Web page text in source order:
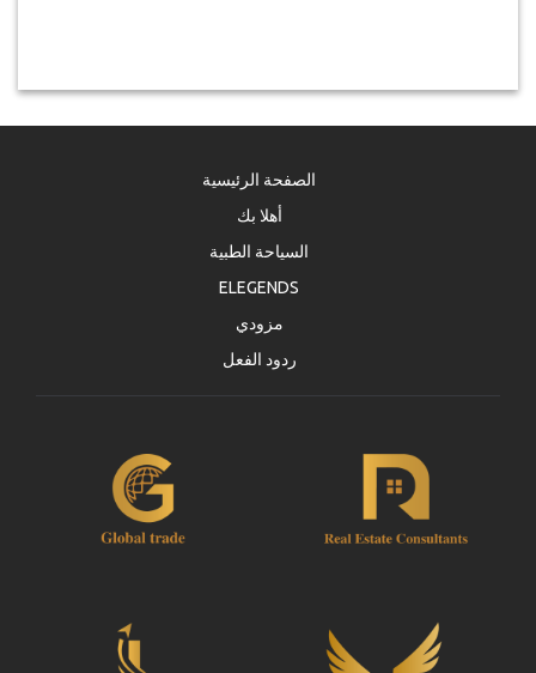
الصفحة الرئيسية
أهلا بك
السياحة الطبية
ELEGENDS
مزودي
ردود الفعل